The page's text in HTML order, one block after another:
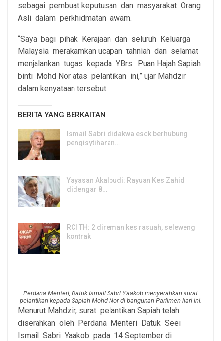
sebagai pembuat keputusan dan masyarakat Orang
Asli dalam perkhidmatan awam.
“Saya bagi pihak Kerajaan dan seluruh Keluarga
Malaysia merakamkan ucapan tahniah dan selamat
menjalankan tugas kepada YBrs. Puan Hajah Sapiah
binti Mohd Nor atas pelantikan ini,” ujar Mahdzir
dalam kenyataan tersebut.
BERITA YANG BERKAITAN
Ismail Sabri didakwa esok berhubung
pengisytiharan…
Yayasan Akalbudi: Rayuan Kes Zahid
didengar 8…
RCI TH: 2 direman kes rasuah, seleweng
kontrak
Perdana Menteri, Datuk Ismail Sabri Yaakob menyerahkan surat
pelantikan kepada Sapiah Mohd Nor di bangunan Parlimen hari ini.
Menurut Mahdzir, surat pelantikan Sapiah telah
diserahkan oleh Perdana Menteri Datuk Seei
Ismail Sabri Yaakob pada 14 September di